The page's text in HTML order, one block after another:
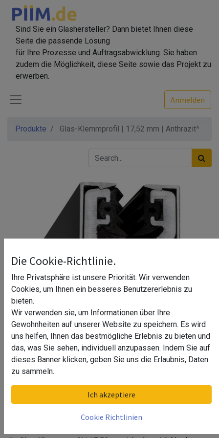
Sind Sie ein Glashersteller? Dann bietet Ihnen diese
Seite die passende Lösung
für Ihre Prozesse und Auftragsabwicklung. Sie haben
zudem die Möglichkeit, diese Seite sowie das Projekt zu
erwerben.
Anmelden
Produkte Glas-Klemmprofil | 17,52 mm | Anthrazit^
Glas-Klemmprofil | 17,52 mm |
Anthrazit^
Glas-Klemmprofil | 17,52 mm | Anthrazit^ (6 m)
Glas-Klemmprofil | 17,52 mm | Anthrazit^ (5 m)
Die Cookie-Richtlinie.
Ihre Privatsphäre ist unsere Priorität. Wir verwenden
Cookies, um Ihnen ein besseres Benutzererlebnis zu
bieten.
Wir verwenden sie, um Informationen über Ihre
Gewohnheiten auf unserer Website zu speichern. Es wird
uns helfen, Ihnen das bestmögliche Erlebnis zu bieten und
das, was Sie sehen, individuell anzupassen. Indem Sie auf
dieses Banner klicken, geben Sie uns die Erlaubnis, Daten
zu sammeln.
Ich akzeptiere
Cookie Richtlinien